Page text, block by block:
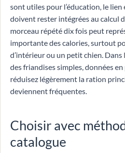
sont utiles pour l’éducation, le lien
doivent rester intégrées au calcul
morceau répété dix fois peut
importante des calories, surtout
d’intérieur ou un petit chien.
des friandises simples, données
réduisez légèrement la ration
deviennent fréquentes.
Choisir avec
catalogue